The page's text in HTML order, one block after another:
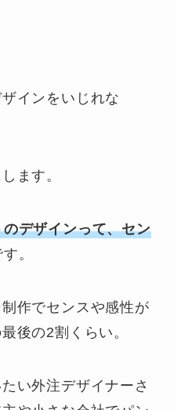
インをいじれな
ます。
デザインって、セン
。
作でセンスや感性が
後の2割くらい。
い外注デザイナーさ